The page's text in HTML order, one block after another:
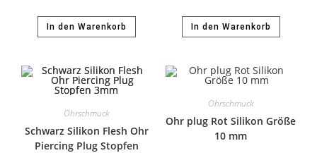
In den Warenkorb In den Warenkorb
Ohrschmuck
Schwarz Silikon Flesh Ohr
Piercing Plug Stopfen
Ohrschmuck
Ohr plug Rot Silikon Größe
10 mm